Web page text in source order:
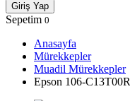
Giriş Yap
Sepetim 0
Anasayfa
Mürekkepler
Muadil Mürekkepler
Epson 106-